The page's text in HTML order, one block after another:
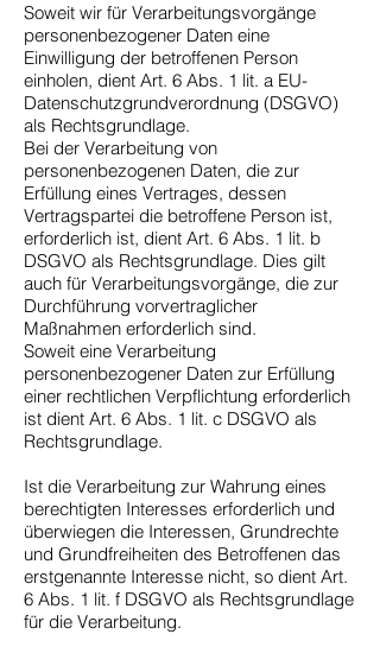
Soweit wir für Verarbeitungsvorgänge
personenbezogener Daten eine
Einwilligung der betroffenen Person
einholen, dient Art. 6 Abs. 1 lit. a EU-
Datenschutzgrundverordnung (DSGVO)
als Rechtsgrundlage.
Bei der Verarbeitung von
personenbezogenen Daten, die zur
Erfüllung eines Vertrages, dessen
Vertragspartei die betroffene Person ist,
erforderlich ist, dient Art. 6 Abs. 1 lit. b
DSGVO als Rechtsgrundlage. Dies gilt
auch für Verarbeitungsvorgänge, die zur
Durchführung vorvertraglicher
Maßnahmen erforderlich sind.
Soweit eine Verarbeitung
personenbezogener Daten zur Erfüllung
einer rechtlichen Verpflichtung erforderlich
ist dient Art. 6 Abs. 1 lit. c DSGVO als
Rechtsgrundlage.
Ist die Verarbeitung zur Wahrung eines
berechtigten Interesses erforderlich und
überwiegen die Interessen, Grundrechte
und Grundfreiheiten des Betroffenen das
erstgenannte Interesse nicht, so dient Art.
6 Abs. 1 lit. f DSGVO als Rechtsgrundlage
für die Verarbeitung.